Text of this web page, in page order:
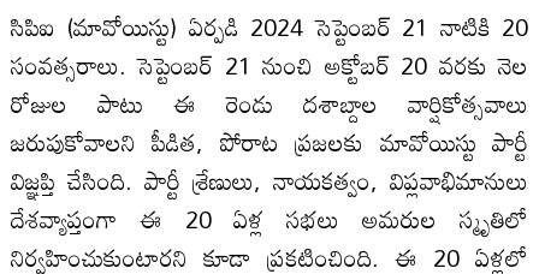
సిపిఐ (మావోయిస్టు) ఏర్పడి 2024 సెప్టెంబర్‌ 21 నాటికి 20
సంవత్సరాలు. సెప్టెంబర్‌ 21 నుంచి అక్టోబర్‌ 20 వరకు నెల
రోజుల పాటు ఈ రెండు దశాబ్దాల వార్షికోత్సవాలు
జరుపుకోవాలని పీడిత, పోరాట ప్రజలకు మావోయిస్టు పార్టీ
విజ్ఞప్తి చేసింది. పార్టీ శ్రేణులు, నాయకత్వం, విప్లవాభిమానులు
దేశవ్యాప్తంగా ఈ 20 ఏళ్ల సభలు అమరుల స్మృతిలో
నిర్వహించుకుంటారని కూడా ప్రకటించింది. ఈ 20 ఏళ్లలో